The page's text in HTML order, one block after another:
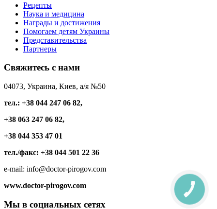
Рецепты
Наука и медицина
Награды и достижения
Помогаем детям Украины
Представительства
Партнеры
Свяжитесь с нами
04073, Украина, Киев, а/я №50
тел.: +38 044 247 06 82,
+38 063 247 06 82,
+38 044 353 47 01
тел./факс: +38 044 501 22 36
e-mail: info@doctor-pirogov.com
www.doctor-pirogov.com
Мы в социальных сетях
КНОПКА
СВЯЗИ